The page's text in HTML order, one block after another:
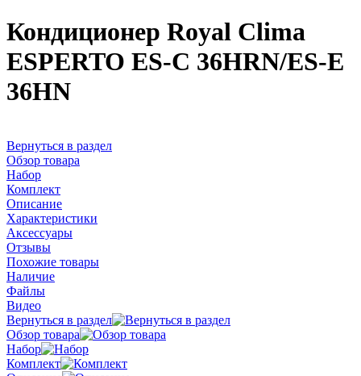
Кондиционер Royal Clima
ESPERTO ES-C 36HRN/ES-E
36HN
Вернуться в раздел
Обзор товара
Набор
Комплект
Описание
Характеристики
Аксессуары
Отзывы
Похожие товары
Наличие
Файлы
Видео
Вернуться в раздел
Обзор товара
Набор
Комплект